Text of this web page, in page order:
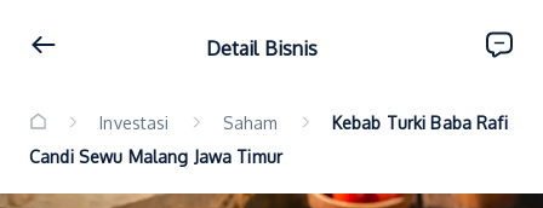
Detail Bisnis
Investasi Saham
Kebab Turki Baba Rafi
Candi Sewu Malang Jawa Timur